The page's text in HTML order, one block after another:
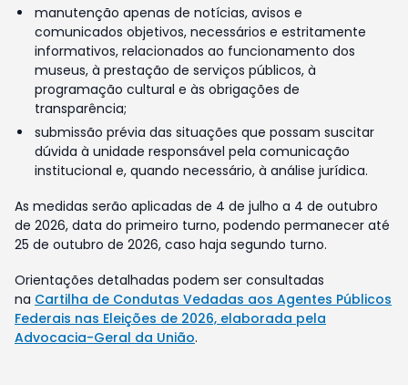
manutenção apenas de notícias, avisos e
comunicados objetivos, necessários e estritamente
informativos, relacionados ao funcionamento dos
museus, à prestação de serviços públicos, à
programação cultural e às obrigações de
transparência;
submissão prévia das situações que possam suscitar
dúvida à unidade responsável pela comunicação
institucional e, quando necessário, à análise jurídica.
As medidas serão aplicadas de 4 de julho a 4 de outubro
de 2026, data do primeiro turno, podendo permanecer até
25 de outubro de 2026, caso haja segundo turno.
Orientações detalhadas podem ser consultadas
na Cartilha de Condutas Vedadas aos Agentes Públicos
Federais nas Eleições de 2026, elaborada pela
Advocacia-Geral da União.